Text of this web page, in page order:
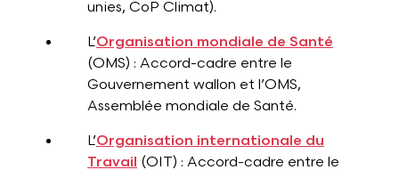
unies, CoP Climat).
L’Organisation mondiale de Santé
(OMS) : Accord-cadre entre le
Gouvernement wallon et l’OMS,
Assemblée mondiale de Santé.
L’Organisation internationale du
Travail (OIT) : Accord-cadre entre le